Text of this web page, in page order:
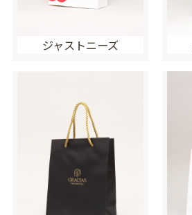
ジャストニーズ